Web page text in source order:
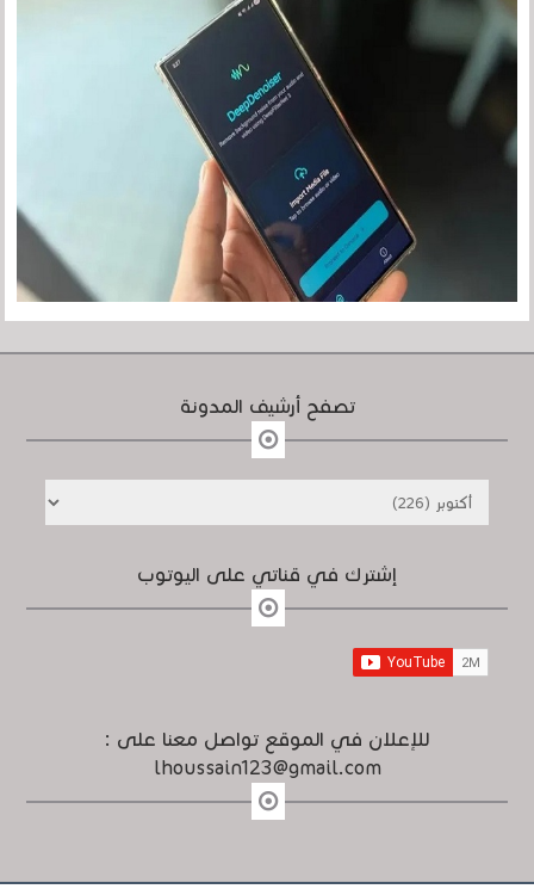
تصفح أرشيف المدونة
إشترك في قناتي على اليوتوب
للإعلان في الموقع تواصل معنا على :
lhoussain123@gmail.com